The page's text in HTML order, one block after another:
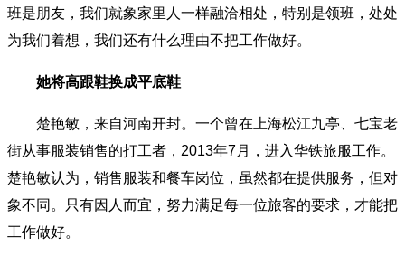
班是朋友，我们就象家里人一样融洽相处，特别是领班，处处
为我们着想，我们还有什么理由不把工作做好。
她将高跟鞋换成平底鞋
楚艳敏，来自河南开封。一个曾在上海松江九亭、七宝老
街从事服装销售的打工者，2013年7月，进入华铁旅服工作。
楚艳敏认为，销售服装和餐车岗位，虽然都在提供服务，但对
象不同。只有因人而宜，努力满足每一位旅客的要求，才能把
工作做好。